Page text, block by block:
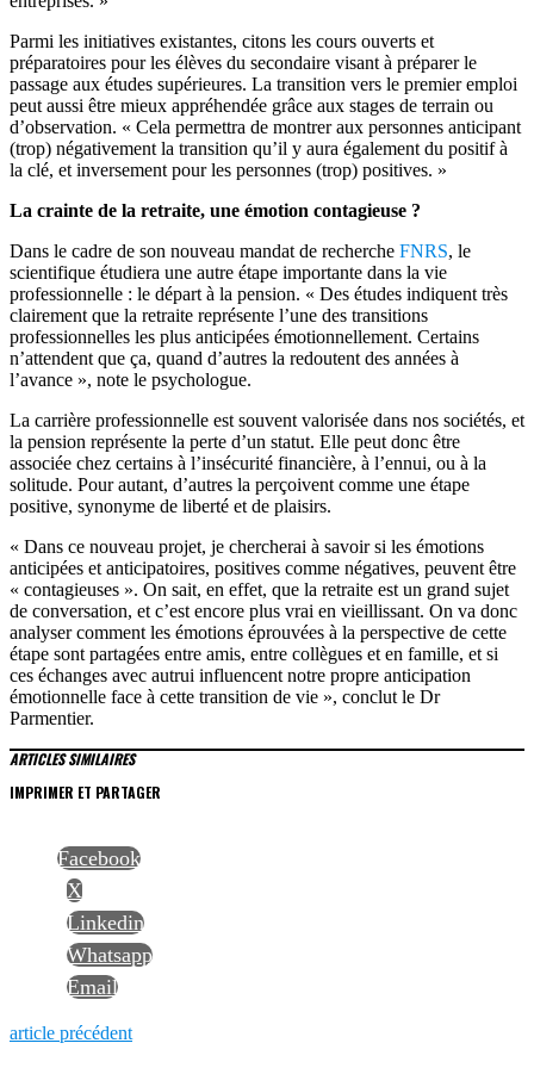
Parmi les initiatives existantes, citons les cours ouverts et
préparatoires pour les élèves du secondaire visant à préparer le
passage aux études supérieures. La transition vers le premier emploi
peut aussi être mieux appréhendée grâce aux stages de terrain ou
d’observation. « Cela permettra de montrer aux personnes anticipant
(trop) négativement la transition qu’il y aura également du positif à
la clé, et inversement pour les personnes (trop) positives. »
La crainte de la retraite, une émotion contagieuse ?
Dans le cadre de son nouveau mandat de recherche FNRS, le
scientifique étudiera une autre étape importante dans la vie
professionnelle : le départ à la pension. « Des études indiquent très
clairement que la retraite représente l’une des transitions
professionnelles les plus anticipées émotionnellement. Certains
n’attendent que ça, quand d’autres la redoutent des années à
l’avance », note le psychologue.
La carrière professionnelle est souvent valorisée dans nos sociétés, et
la pension représente la perte d’un statut. Elle peut donc être
associée chez certains à l’insécurité financière, à l’ennui, ou à la
solitude. Pour autant, d’autres la perçoivent comme une étape
positive, synonyme de liberté et de plaisirs.
« Dans ce nouveau projet, je chercherai à savoir si les émotions
anticipées et anticipatoires, positives comme négatives, peuvent être
« contagieuses ». On sait, en effet, que la retraite est un grand sujet
de conversation, et c’est encore plus vrai en vieillissant. On va donc
analyser comment les émotions éprouvées à la perspective de cette
étape sont partagées entre amis, entre collègues et en famille, et si
ces échanges avec autrui influencent notre propre anticipation
émotionnelle face à cette transition de vie », conclut le Dr
Parmentier.
ARTICLES SIMILAIRES
IMPRIMER ET PARTAGER
Facebook
X
Linkedin
Whatsapp
Email
NAVIGATION
article précédentPrevious